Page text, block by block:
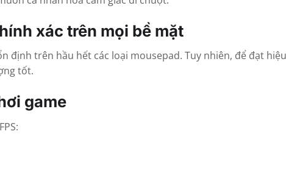
xác trên mọi bề mặt
định trên hầu hết các loại mousepad. Tuy nhiên, để đạt
tốt.
game